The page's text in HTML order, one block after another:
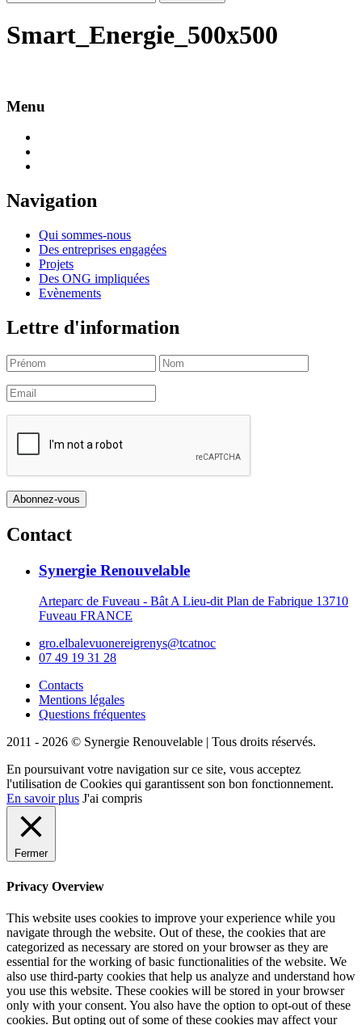
Smart_Energie_500x500
Menu
Navigation
Qui sommes-nous
Des entreprises engagées
Projets
Des ONG impliquées
Evènements
Lettre d'information
Contact
Synergie Renouvelable
Arteparc de Fuveau - Bât A Lieu-dit Plan de Fabrique 13710
Fuveau FRANCE
gro.elbalevuonereigrenys@tcatnoc
07 49 19 31 28
Contacts
Mentions légales
Questions fréquentes
2011 - 2026 © Synergie Renouvelable |
Tous droits réservés.
En poursuivant votre navigation sur ce site, vous acceptez
l'utilisation de Cookies qui garantissent son bon fonctionnement.
En savoir plus J'ai compris
Fermer
Privacy Overview
This website uses cookies to improve your experience while you
navigate through the website. Out of these, the cookies that are
categorized as necessary are stored on your browser as they are
essential for the working of basic functionalities of the website. We
also use third-party cookies that help us analyze and understand how
you use this website. These cookies will be stored in your browser
only with your consent. You also have the option to opt-out of these
cookies. But opting out of some of these cookies may affect your